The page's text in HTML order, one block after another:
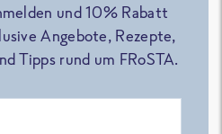
und 10% Rabatt
Angebote, Rezepte,
Tipps rund um FRoSTA.